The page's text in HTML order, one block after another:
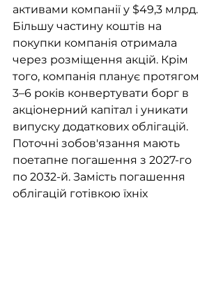
активами компанії у $49,3 млрд.
Більшу частину коштів на
покупки компанія отримала
через розміщення акцій. Крім
того, компанія планує протягом
3–6 років конвертувати борг в
акціонерний капітал і уникати
випуску додаткових облігацій.
Поточні зобов'язання мають
поетапне погашення з 2027-го
по 2032-й. Замість погашення
облігацій готівкою їхніх